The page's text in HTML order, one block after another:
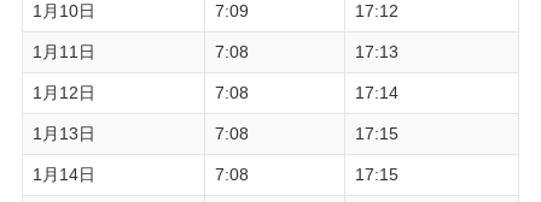
1月10日 7:09 17:12
1月11日 7:08 17:13
1月12日 7:08 17:14
1月13日 7:08 17:15
1月14日 7:08 17:15